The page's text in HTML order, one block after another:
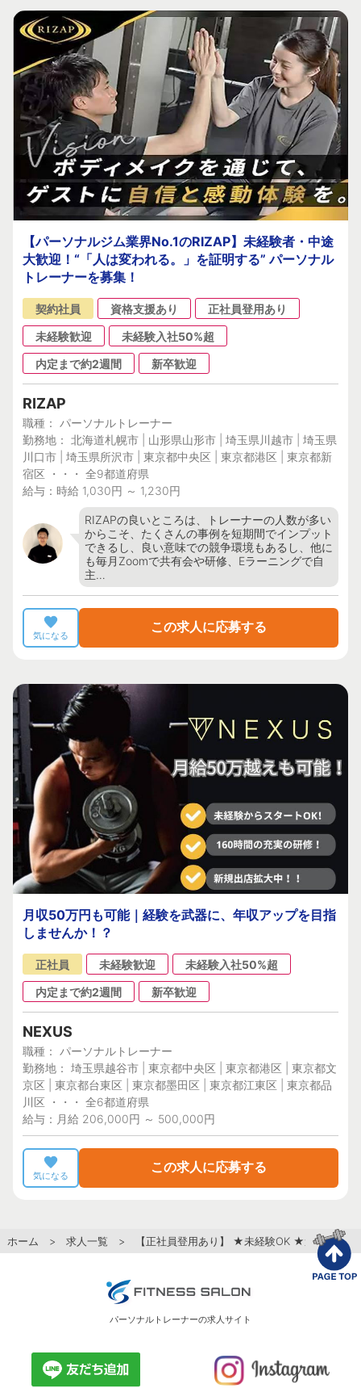
【パーソナルジム業界No.1のRIZAP】未経験者・中途
大歓迎！“「人は変われる。」を証明する” パーソナル
トレーナーを募集！
契約社員 資格支援あり
正社員登用あり
未経験歓迎
未経験入社50%超
内定まで約2週間
新卒歓迎
RIZAP
職種： パーソナルトレーナー
勤務地： 北海道札幌市 | 山形県山形市 | 埼玉県川越市 | 埼玉県
川口市 | 埼玉県所沢市 | 東京都中央区 | 東京都港区 | 東京都新
宿区 ・・・ 全9都道府県
給与：時給 1,030円 ～ 1,230円
RIZAPの良いところは、トレーナーの人数が多い
からこそ、たくさんの事例を短期間でインプット
できるし、良い意味での競争環境もあるし、他に
も毎月Zoomで共有会や研修、Eラーニングで自
主…
気になる
この求人に応募する
月収50万円も可能｜経験を武器に、年収アップを目指
しませんか！？
正社員 未経験歓迎
未経験入社50%超
内定まで約2週間
新卒歓迎
NEXUS
職種： パーソナルトレーナー
勤務地： 埼玉県越谷市 | 東京都中央区 | 東京都港区 | 東京都文
京区 | 東京都台東区 | 東京都墨田区 | 東京都江東区 | 東京都品
川区 ・・・ 全6都道府県
給与：月給 206,000円 ～ 500,000円
気になる
この求人に応募する
ホーム > 求人一覧 > 【正社員登用あり】 ★未経験OK ★遊ぶように
パーソナルトレーナーの求人サイト